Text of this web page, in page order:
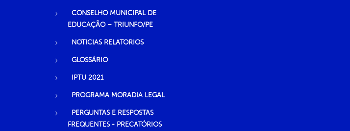
CONSELHO MUNICIPAL DE
EDUCAÇÃO – TRIUNFO/PE
NOTICIAS RELATORIOS
GLOSSÁRIO
IPTU 2021
PROGRAMA MORADIA LEGAL
PERGUNTAS E RESPOSTAS
FREQUENTES - PRECATÓRIOS